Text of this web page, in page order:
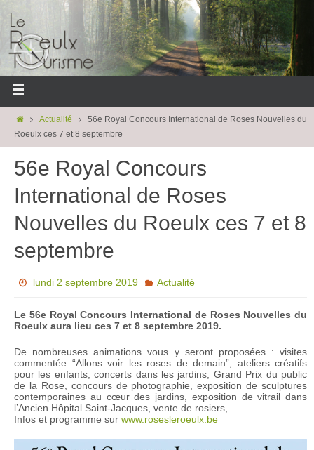
Actualité
56e Royal Concours International de Roses Nouvelles du
Roeulx ces 7 et 8 septembre
56e Royal Concours
International de Roses
Nouvelles du Roeulx ces 7 et 8
septembre
lundi 2 septembre 2019 Actualité
Le 56e Royal Concours International de Roses Nouvelles du
Roeulx aura lieu ces 7 et 8 septembre 2019.
De nombreuses animations vous y seront proposées : visites
commentée “Allons voir les roses de demain”, ateliers créatifs
pour les enfants, concerts dans les jardins, Grand Prix du public
de la Rose, concours de photographie, exposition de sculptures
contemporaines au cœur des jardins, exposition de vitrail dans
l’Ancien Hôpital Saint-Jacques, vente de rosiers, …
Infos et programme sur www.rosesleroeulx.be